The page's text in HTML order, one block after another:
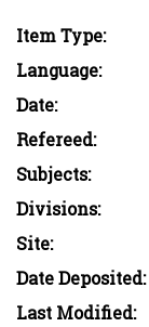
Item Type:
Language:
Date:
Refereed:
Subjects:
Divisions:
Site:
Date Deposited:
Last Modified: